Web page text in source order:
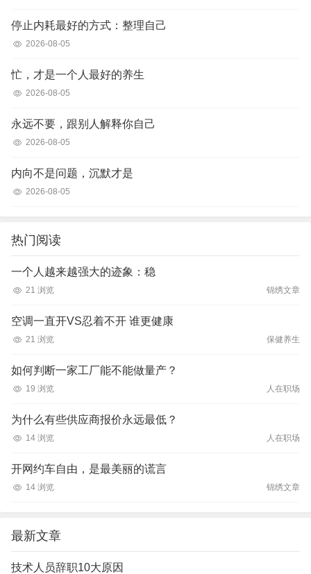
停止内耗最好的方式：整理自己
2026-08-05
忙，才是一个人最好的养生
2026-08-05
永远不要，跟别人解释你自己
2026-08-05
内向不是问题，沉默才是
2026-08-05
热门阅读
一个人越来越强大的迹象：稳
21 浏览 锦绣文章
空调一直开VS忍着不开 谁更健康
21 浏览 保健养生
如何判断一家工厂能不能做量产？
19 浏览 人在职场
为什么有些供应商报价永远最低？
14 浏览 人在职场
开网约车自由，是最美丽的谎言
14 浏览 锦绣文章
最新文章
技术人员辞职10大原因